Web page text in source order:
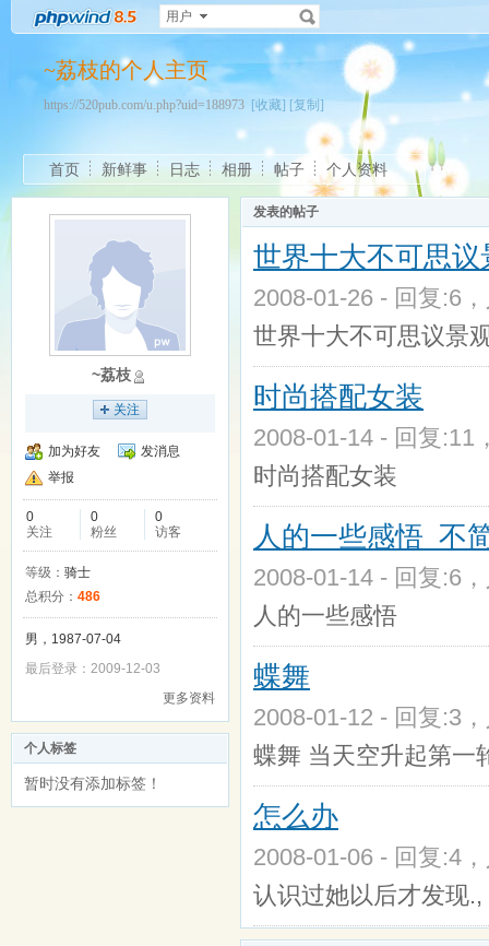
用户
~荔枝的个人主页
https://520pub.com/u.php?uid=188973 [收藏] [复制]
首页 新鲜事 日志 相册 帖子 个人资料
~荔枝
关注
加为好友
发消息
举报
0
关注
0
粉丝
0
访客
等级： 骑士
总积分： 486
男，1987-07-04
最后登录：2009-12-03
更多资料
个人标签
暂时没有添加标签！
发表的帖子
世界十大不可思议
2008-01-26 - 回复:6
世界十大不可思议景
时尚搭配女装
2008-01-14 - 回复:11
时尚搭配女装
人的一些感悟 不
2008-01-14 - 回复:6
人的一些感悟
蝶舞
2008-01-12 - 回复:3
蝶舞 当天空升起第一
怎么办
2008-01-06 - 回复:4
认识过她以后才发现